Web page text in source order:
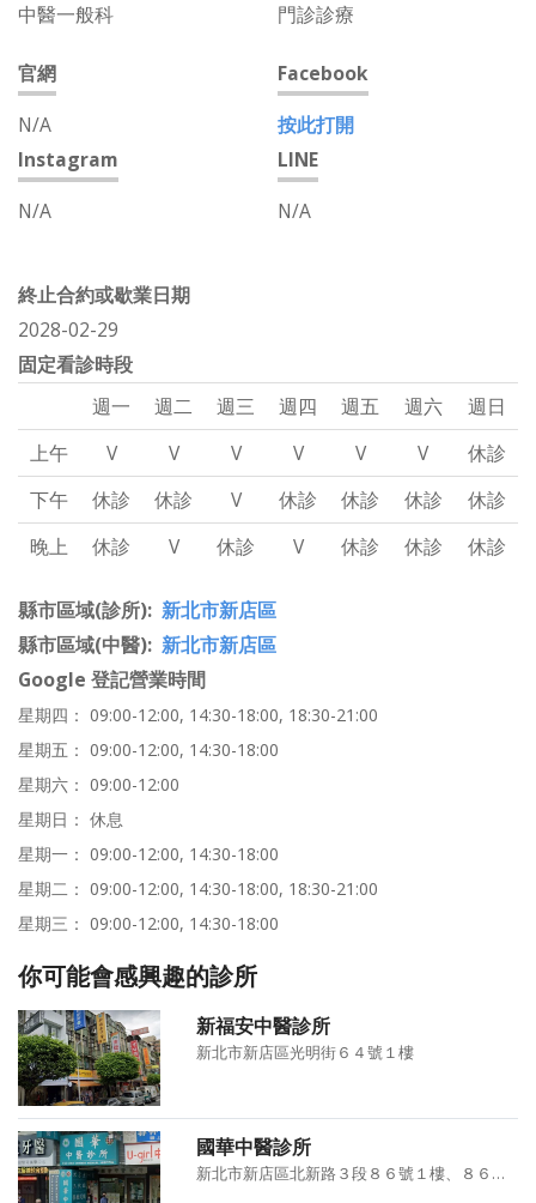
中醫一般科
門診診療
官網
N/A
Facebook
按此打開
Instagram
N/A
LINE
N/A
終止合約或歇業日期
2028-02-29
固定看診時段
週一
週二 週三 週四 週五 週六
週日
上午
V V V V V V
休診
下午
休診 休診 V 休診 休診 休診
休診
晚上
休診 V 休診 V 休診 休診 休診
縣市區域(診所) 新北市新店區
縣市區域(中醫) 新北市新店區
Google 登記營業時間
星期四： 09:00-12:00, 14:30-18:00, 18:30-21:00
星期五： 09:00-12:00, 14:30-18:00
星期六： 09:00-12:00
星期日： 休息
星期一： 09:00-12:00, 14:30-18:00
星期二： 09:00-12:00, 14:30-18:00, 18:30-21:00
星期三： 09:00-12:00, 14:30-18:00
你可能會感興趣的診所
新福安中醫診所
新北市新店區光明街６４號１樓
國華中醫診所
新北市新店區北新路３段８６號１樓、８６號２樓